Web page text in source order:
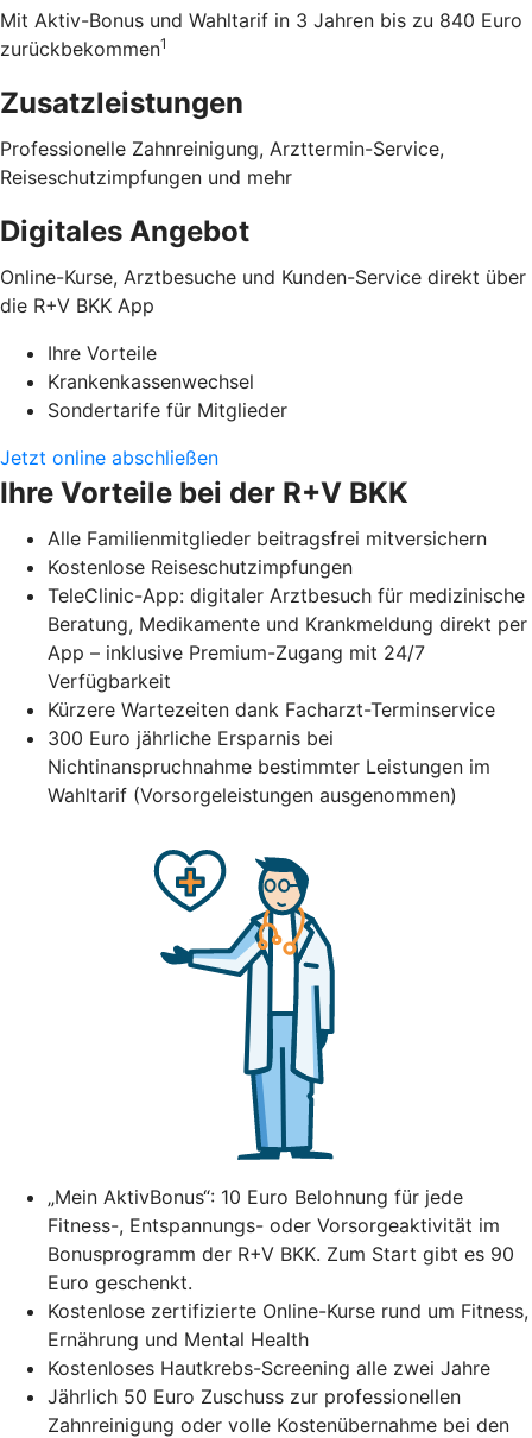
Mit Aktiv-Bonus und Wahltarif in 3 Jahren bis zu 840 Euro
zurückbekommen1
Zusatzleistungen
Professionelle Zahnreinigung, Arzttermin-Service,
Reiseschutzimpfungen und mehr
Digitales Angebot
Online-Kurse, Arztbesuche und Kunden-Service direkt über
die R+V BKK App
Ihre Vorteile
Krankenkassenwechsel
Sondertarife für Mitglieder
Jetzt online abschließen
Ihre Vorteile bei der R+V BKK
Alle Familienmitglieder beitragsfrei mitversichern
Kostenlose Reiseschutzimpfungen
TeleClinic-App: digitaler Arztbesuch für medizinische
Beratung, Medikamente und Krankmeldung direkt per
App – inklusive Premium-Zugang mit 24/7
Verfügbarkeit
Kürzere Wartezeiten dank Facharzt-Terminservice
300 Euro jährliche Ersparnis bei
Nichtinanspruchnahme bestimmter Leistungen im
Wahltarif (Vorsorgeleistungen ausgenommen)
„Mein AktivBonus“: 10 Euro Belohnung für jede
Fitness-, Entspannungs- oder Vorsorgeaktivität im
Bonusprogramm der R+V BKK. Zum Start gibt es 90
Euro geschenkt.
Kostenlose zertifizierte Online-Kurse rund um Fitness,
Ernährung und Mental Health
Kostenloses Hautkrebs-Screening alle zwei Jahre
Jährlich 50 Euro Zuschuss zur professionellen
Zahnreinigung oder volle Kostenübernahme bei den